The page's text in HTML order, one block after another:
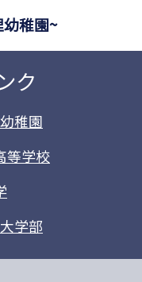
稚園~
ク
稚園
等学校
学部